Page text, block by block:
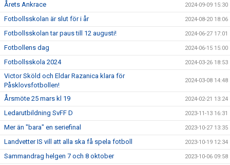
Årets Ankrace 2024-09-09 15:30
Fotbollsskolan är slut för i år 2024-08-20 18:06
Fotbollsskolan tar paus till 12 augusti! 2024-06-27 17:01
Fotbollens dag 2024-06-15 15:00
Fotbollsskola 2024 2024-03-26 18:53
Victor Sköld och Eldar Razanica klara för
Påsklovsfotbollen!
2024-03-08 14:48
Årsmöte 25 mars kl 19 2024-02-21 13:24
Ledarutbildning SvFF D 2023-11-13 16:31
Mer än "bara" en seriefinal 2023-10-27 13:35
Landvetter IS vill att alla ska få spela fotboll 2023-10-19 12:34
Sammandrag helgen 7 och 8 oktober 2023-10-06 09:58